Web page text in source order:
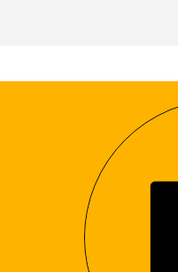
می‌کند. این
محصول دارای ولتاژ
وضعیت، تأخیر زمان
وصل و بدنه مقاوم